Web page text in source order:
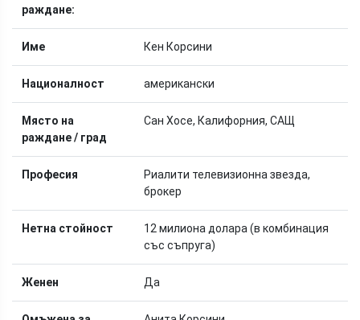
раждане:
Име Кен Корсини
Националност американски
Място на
раждане / град
Сан Хосе, Калифорния, САЩ
Професия
Риалити телевизионна звезда,
брокер
Нетна стойност
12 милиона долара (в комбинация
със съпруга)
Женен Да